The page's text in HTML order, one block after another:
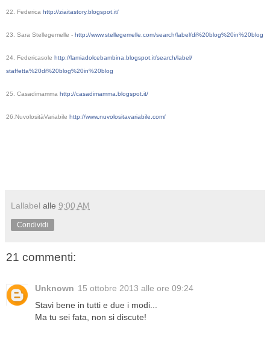
22. Federica http://ziaitastory.blogspot.it/
23. Sara Stellegemelle - http://www.stellegemelle.com/search/label/di%20blog%20in%20blog
24. Federicasole http://lamiadolcebambina.blogspot.it/search/label/
staffetta%20di%20blog%20in%20blog
25. Casadimamma http://casadimamma.blogspot.it/
26.NuvolositàVariabile http://www.nuvolositavariabile.com/
Lallabel alle 9:00 AM
Condividi
21 commenti:
Unknown 15 ottobre 2013 alle ore 09:24
Stavi bene in tutti e due i modi...
Ma tu sei fata, non si discute!